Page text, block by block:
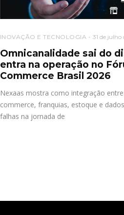
INOVAÇÃO E TECNOLOGIA 31 de julho
Omnicanalidade sai do
entra na operação no
Commerce Brasil 2026
Nexaas mostra como integração
commerce, franquias, estoque e
falhas na jornada de